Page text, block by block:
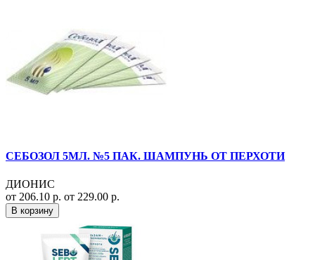
СЕБОЗОЛ 5МЛ. №5 ПАК. ШАМПУНЬ ОТ ПЕРХОТИ
ДИОНИС
от 206.10 р. от 229.00 р.
В корзину